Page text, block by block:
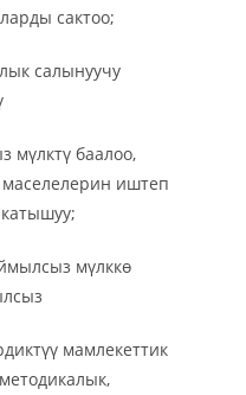
сактоо;
салынуучу
мүлктү баалоо,
маселелерин иштеп
мүлккө
мамлекеттик